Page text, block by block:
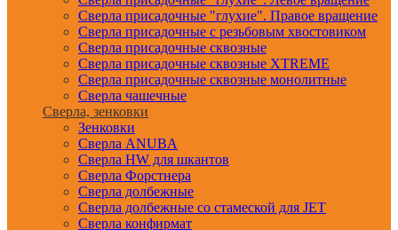
Сверла присадочные "глухие". Правое вращение
Сверла присадочные с резьбовым хвостовиком
Сверла присадочные сквозные
Сверла присадочные сквозные XTREME
Сверла присадочные сквозные монолитные
Сверла чашечные
Сверла, зенковки
Зенковки
Сверла ANUBA
Сверла HW для шкантов
Сверла Форстнера
Сверла долбежные
Сверла долбежные со стамеской для JET
Сверла конфирмат